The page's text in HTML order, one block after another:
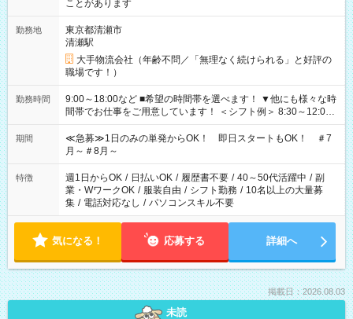
ことがあります
勤務地
東京都清瀬市
清瀬駅
大手物流会社（年齢不問／「無理なく続けられる」と好評の
職場です！）
勤務時間
9:00～18:00など ■希望の時間帯を選べます！ ▼他にも様々な時
間帯でお仕事をご用意しています！ ＜シフト例＞ 8:30～12:00
17:00～22:00 13:00～22:00 22:00～翌6:00 など
期間
≪急募≫1日のみの単発からOK！ 即日スタートもOK！ ＃7
月～＃8月～
特徴 週1日からOK / 日払いOK / 履歴書不要 / 40～50代活躍中 / 副
業・WワークOK / 服装自由 / シフト勤務 / 10名以上の大量募
集 / 電話対応なし / パソコンスキル不要
気になる！ 応募する 詳細へ
掲載日：2026.08.03
未読